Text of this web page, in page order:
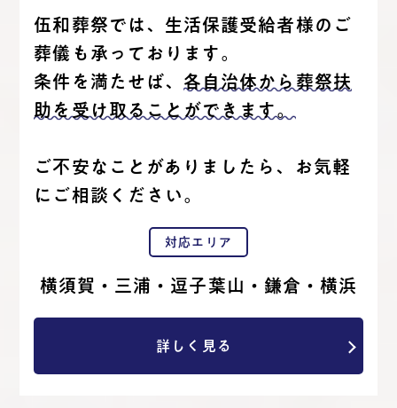
伍和葬祭では、生活保護受給者様のご
葬儀も承っております。
条件を満たせば、 各自治体から葬祭扶
助を受け取ることができます。
ご不安なことがありましたら、お気軽
にご相談ください。
対応エリア
横須賀・三浦・逗子葉山・鎌倉・横浜
詳しく見る